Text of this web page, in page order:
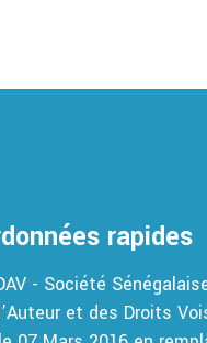
rapides
- Société
et des Droits